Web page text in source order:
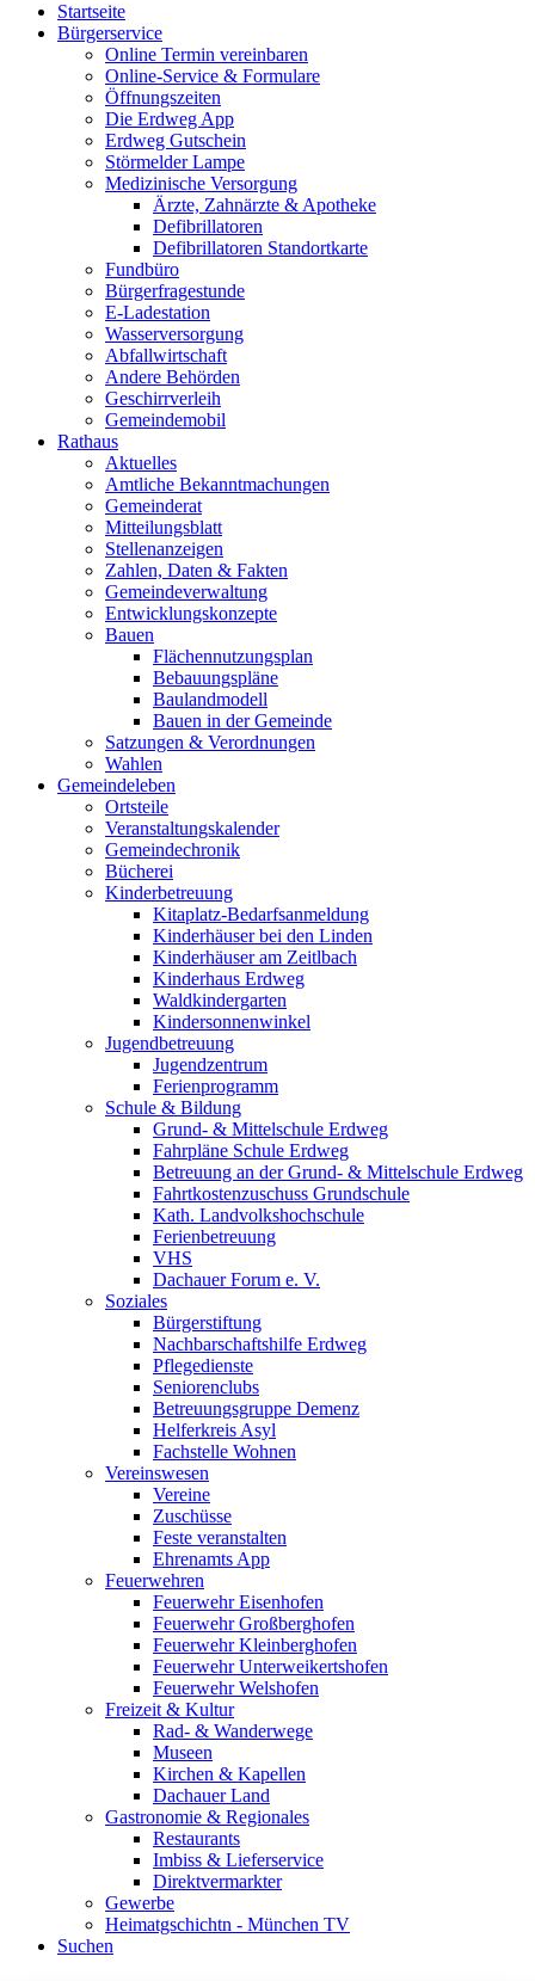
Startseite
Bürgerservice
Online Termin vereinbaren
Online-Service & Formulare
Öffnungszeiten
Die Erdweg App
Erdweg Gutschein
Störmelder Lampe
Medizinische Versorgung
Ärzte, Zahnärzte & Apotheke
Defibrillatoren
Defibrillatoren Standortkarte
Fundbüro
Bürgerfragestunde
E-Ladestation
Wasserversorgung
Abfallwirtschaft
Andere Behörden
Geschirrverleih
Gemeindemobil
Rathaus
Aktuelles
Amtliche Bekanntmachungen
Gemeinderat
Mitteilungsblatt
Stellenanzeigen
Zahlen, Daten & Fakten
Gemeindeverwaltung
Entwicklungskonzepte
Bauen
Flächennutzungsplan
Bebauungspläne
Baulandmodell
Bauen in der Gemeinde
Satzungen & Verordnungen
Wahlen
Gemeindeleben
Ortsteile
Veranstaltungskalender
Gemeindechronik
Bücherei
Kinderbetreuung
Kitaplatz-Bedarfsanmeldung
Kinderhäuser bei den Linden
Kinderhäuser am Zeitlbach
Kinderhaus Erdweg
Waldkindergarten
Kindersonnenwinkel
Jugendbetreuung
Jugendzentrum
Ferienprogramm
Schule & Bildung
Grund- & Mittelschule Erdweg
Fahrpläne Schule Erdweg
Betreuung an der Grund- & Mittelschule Erdweg
Fahrtkostenzuschuss Grundschule
Kath. Landvolkshochschule
Ferienbetreuung
VHS
Dachauer Forum e. V.
Soziales
Bürgerstiftung
Nachbarschaftshilfe Erdweg
Pflegedienste
Seniorenclubs
Betreuungsgruppe Demenz
Helferkreis Asyl
Fachstelle Wohnen
Vereinswesen
Vereine
Zuschüsse
Feste veranstalten
Ehrenamts App
Feuerwehren
Feuerwehr Eisenhofen
Feuerwehr Großberghofen
Feuerwehr Kleinberghofen
Feuerwehr Unterweikertshofen
Feuerwehr Welshofen
Freizeit & Kultur
Rad- & Wanderwege
Museen
Kirchen & Kapellen
Dachauer Land
Gastronomie & Regionales
Restaurants
Imbiss & Lieferservice
Direktvermarkter
Gewerbe
Heimatgschichtn - München TV
Suchen